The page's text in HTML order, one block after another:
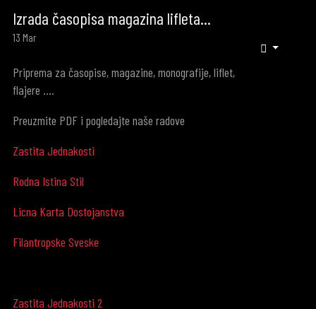
Izrada časopisa magazina lifleta...
13 Mar
Priprema za časopise, magazine, monografije, liflet,
flajere ....
Preuzmite PDF i pogledajte naše radove
Zastita Jednakosti
Rodna Istina Stil
Licna Karta Dostojanstva
Filantropske Sveske
Zastita Jednakosti 2